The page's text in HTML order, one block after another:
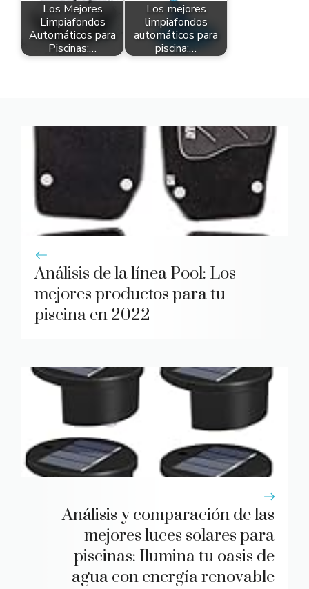
Los Mejores
Limpiafondos
Automáticos para
Piscinas:…
Los mejores
limpiafondos
automáticos para
piscina:…
Análisis de la línea Pool: Los
mejores productos para tu
piscina en 2022
Análisis y comparación de las
mejores luces solares para
piscinas: Ilumina tu oasis de
agua con energía renovable